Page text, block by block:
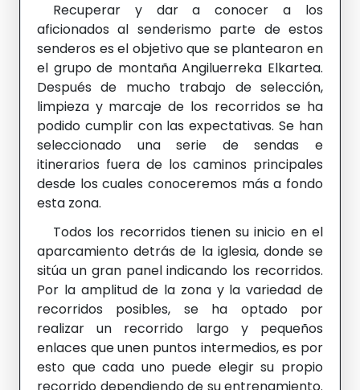
Recuperar y dar a conocer a los
aficionados al senderismo parte de estos
senderos es el objetivo que se plantearon en
el grupo de montaña Angiluerreka Elkartea.
Después de mucho trabajo de selección,
limpieza y marcaje de los recorridos se ha
podido cumplir con las expectativas. Se han
seleccionado una serie de sendas e
itinerarios fuera de los caminos principales
desde los cuales conoceremos más a fondo
esta zona.
Todos los recorridos tienen su inicio en el
aparcamiento detrás de la iglesia, donde se
sitúa un gran panel indicando los recorridos.
Por la amplitud de la zona y la variedad de
recorridos posibles, se ha optado por
realizar un recorrido largo y pequeños
enlaces que unen puntos intermedios, es por
esto que cada uno puede elegir su propio